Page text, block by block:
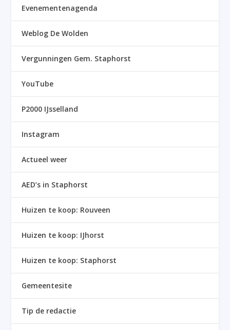
Evenementenagenda
Weblog De Wolden
Vergunningen Gem. Staphorst
YouTube
P2000 IJsselland
Instagram
Actueel weer
AED’s in Staphorst
Huizen te koop: Rouveen
Huizen te koop: IJhorst
Huizen te koop: Staphorst
Gemeentesite
Tip de redactie